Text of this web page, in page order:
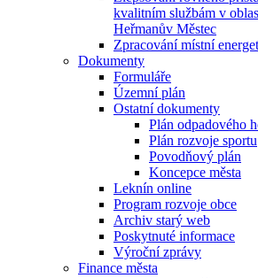
kvalitním službám v
Heřmanův Městec
Zpracování místní
Dokumenty
Formuláře
Územní plán
Ostatní dokumenty
Plán odpadového
Plán rozvoje sportu
Povodňový plán
Koncepce města
Leknín online
Program rozvoje obce
Archiv starý web
Poskytnuté informace
Výroční zprávy
Finance města